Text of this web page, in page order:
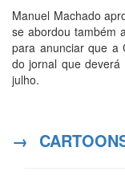
Manuel Machado
se abordou também
para anunciar que a
do jornal que
julho.
→